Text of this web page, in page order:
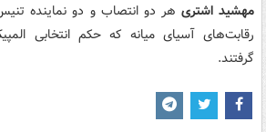
مهشید اشتری هر دو انتصاب و دو نماینده
رقابت‌های آسیای میانه که حکم انتخابی
گرفتند.